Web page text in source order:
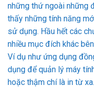
những thứ ngoài những
thấy những tính năng
sử dụng. Hầu hết các
nhiều mục đích khác
Ví dụ như ứng dụng
dụng để quản lý máy
hoặc thậm chí là in từ